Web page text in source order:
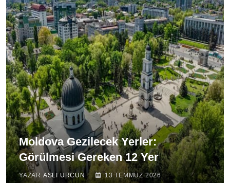
Moldova Gezilecek Yerler:
Görülmesi Gereken 12 Yer
YAZAR:ASLI URCUN 13 TEMMUZ 2026